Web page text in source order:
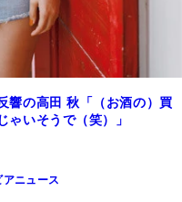
響の高田 秋「（お酒の）買
ゃいそうで（笑）」
アニュース